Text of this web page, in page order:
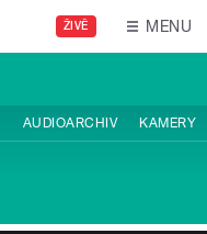
ŽIVĚ MENU
AUDIOARCHIV KAMERY